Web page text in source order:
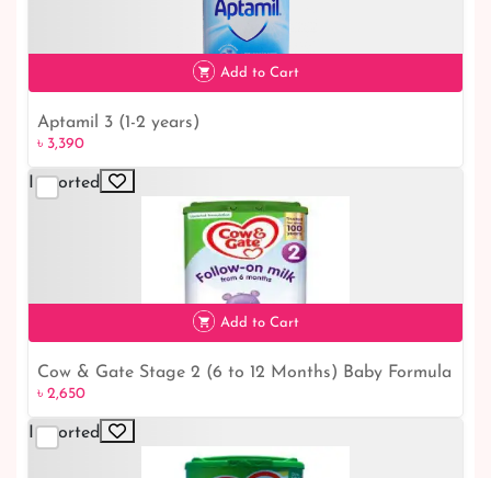
৳ 3,390
Add to Cart
Aptamil 3 (1-2 years)
৳ 3,390
Imported
৳ 2,650
Add to Cart
Cow & Gate Stage 2 (6 to 12 Months) Baby Formula
– 800g
৳ 2,650
Imported